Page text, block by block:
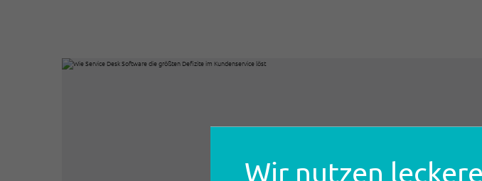
Wir nutzen leckere